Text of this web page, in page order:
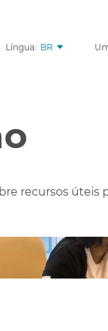
Língua: BR
recursos úteis